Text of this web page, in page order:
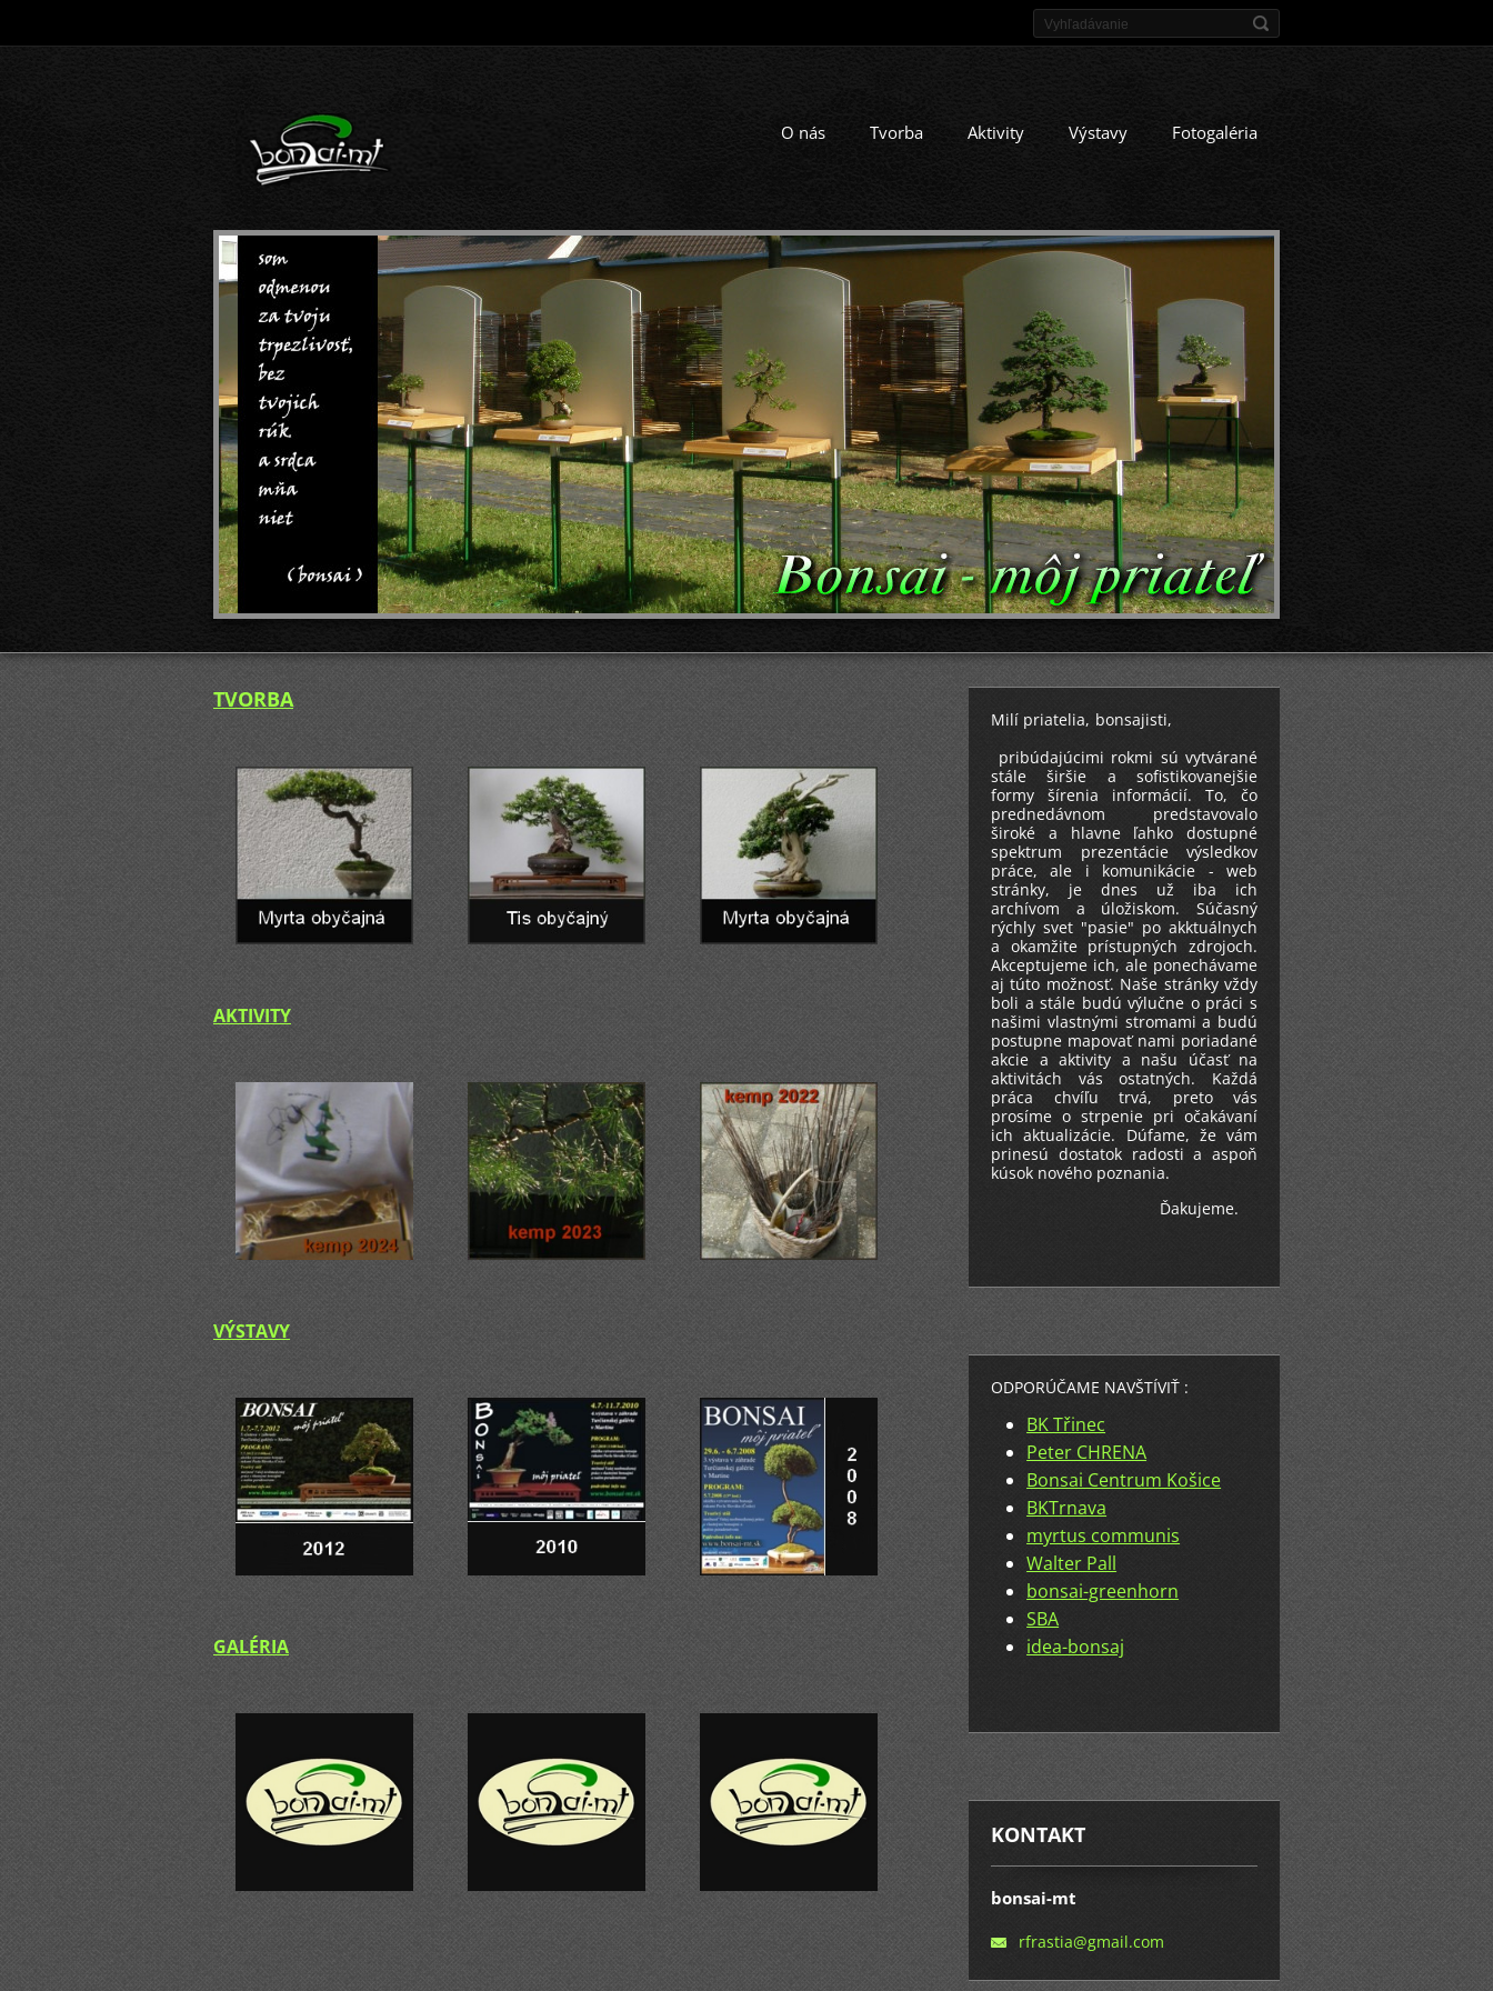
O nás Tvorba Aktivity Výstavy Fotogaléria
TVORBA
AKTIVITY
VÝSTAVY
GALÉRIA
Milí priatelia, bonsajisti,
pribúdajúcimi rokmi sú vytvárané
stále širšie a sofistikovanejšie
formy šírenia informácií. To, čo
prednedávnom predstavovalo
široké a hlavne ľahko dostupné
spektrum prezentácie výsledkov
práce, ale i komunikácie - web
stránky, je dnes už iba ich
archívom a úložiskom. Súčasný
rýchly svet "pasie" po akktuálnych
a okamžite prístupných zdrojoch.
Akceptujeme ich, ale ponechávame
aj túto možnosť. Naše stránky vždy
boli a stále budú výlučne o práci s
našimi vlastnými stromami a budú
postupne mapovať nami poriadané
akcie a aktivity a našu účasť na
aktivitách vás ostatných. Každá
práca chvíľu trvá, preto vás
prosíme o strpenie pri očakávaní
ich aktualizácie. Dúfame, že vám
prinesú dostatok radosti a aspoň
kúsok nového poznania.
Ďakujeme.
ODPORÚČAME NAVŠTÍVIŤ :
BK Třinec
Peter CHRENA
Bonsai Centrum Košice
BKTrnava
myrtus communis
Walter Pall
bonsai-greenhorn
SBA
idea-bonsaj
KONTAKT
bonsai-mt
rfrastia@gmail.com